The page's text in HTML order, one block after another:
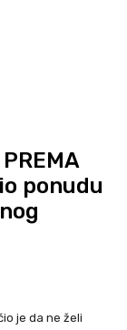
ponudu
je da ne želi